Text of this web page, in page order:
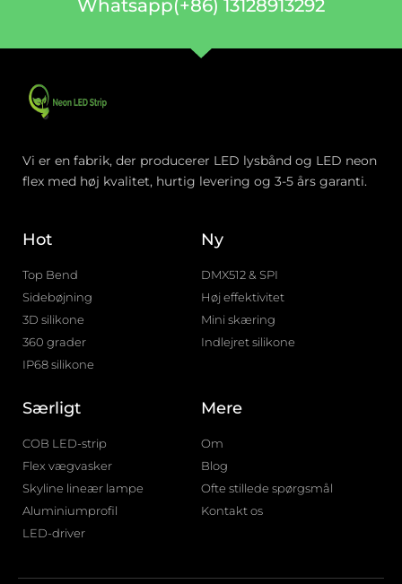
Whatsapp(+86) 13128913292
Vi er en fabrik, der producerer LED lysbånd og LED neon
flex med høj kvalitet, hurtig levering og 3-5 års garanti.
Hot
Top Bend
Sidebøjning
3D silikone
360 grader
IP68 silikone
Ny
DMX512 & SPI
Høj effektivitet
Mini skæring
Indlejret silikone
Særligt
COB LED-strip
Flex vægvasker
Skyline lineær lampe
Aluminiumprofil
LED-driver
Mere
Om
Blog
Ofte stillede spørgsmål
Kontakt os